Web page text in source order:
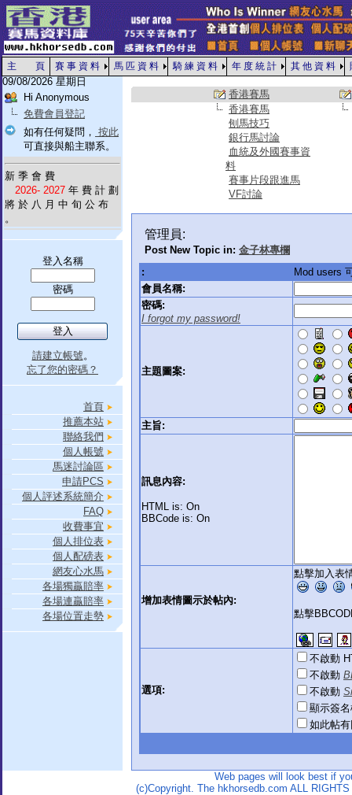
主 頁 賽 事 資 料 馬 匹 資 料 騎 練 資 料 年 度 統 計 其 他 資 料
09/08/2026 星期日
Hi Anonymous
免費會員登記
如有任何疑問， 按此
可直接與船主聯系。
新 季 會 費
2026- 2027 年 費 計 劃
將 於 八 月 中 旬 公 布
。
登入名稱
密碼
請建立帳號。
忘了您的密碼？
首頁
推薦本站
聯絡我們
個人帳號
馬迷討論區
申請PCS
個人評述系統簡介
FAQ
收費事宜
個人排位表
個人配磅表
網友心水馬
各場獨贏賠率
各場連贏賠率
各場位置走勢
香港賽馬
香港賽馬
刨馬技巧
銀行馬討論
血統及外國賽事資
料
賽事片段跟進馬
VF討論
管理員:
Post New Topic in: 金子林專欄
:
Mod users
會員名稱:
密碼:
I forgot my password!
主題圖案:
主旨:
訊息內容:
HTML is: On
BBCode is: On
增加表情圖示於帖內:
點擊加入表
點擊
選項:
不啟動
不啟動
不啟動
顯示簽
如此帖
Web pages will look best if
(c)Copyright. The hkhorsedb.com ALL